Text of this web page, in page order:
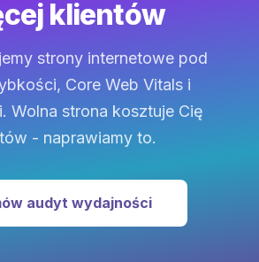
klientów
strony internetowe pod
Core Web Vitals i
Wolna strona kosztuje Cię
- naprawiamy to.
audyt wydajności